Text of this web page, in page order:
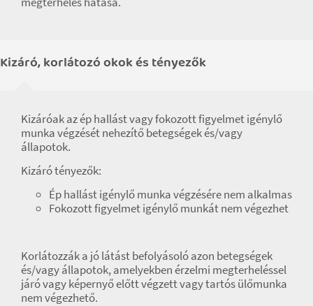
Kizáró, korlátozó okok és tényezők
Kizáróak az ép hallást vagy fokozott figyelmet igénylő
munka végzését nehezítő betegségek és/vagy
állapotok.
Kizáró tényezők:
Ép hallást igénylő munka végzésére nem alkalmas
Fokozott figyelmet igénylő munkát nem végezhet
Korlátozzák a jó látást befolyásoló azon betegségek
és/vagy állapotok, amelyekben érzelmi megterheléssel
járó vagy képernyő előtt végzett vagy tartós ülőmunka
nem végezhető.